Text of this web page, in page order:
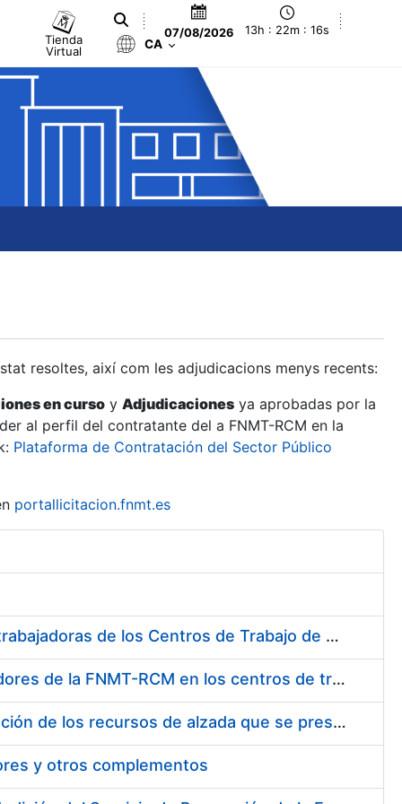
Tienda
Virtual
07/08/2026 13h : 22m : 17s
CA
resoltes, així com les adjudicacions menys recents:
en curso y Adjudicaciones ya aprobadas por la
al perfil del contratante del a FNMT-RCM en la
Plataforma de Contratación del Sector Público
portallicitacion.fnmt.es
Suministro de Protectores Auditivos a medida para las personas trabajadoras de los Centros de Trabajo de Madrid y Burgos
Suministro de gafas graduadas antiproyecciones para los trabajadores de la FNMT-RCM en los centros de trabajo de Madrid y Burgos
Servicios de una empresa externa para el asesoramiento y resolución de los recursos de alzada que se presentan relacionados con procesos de selección para la FNMT-RCM
y otros complementos